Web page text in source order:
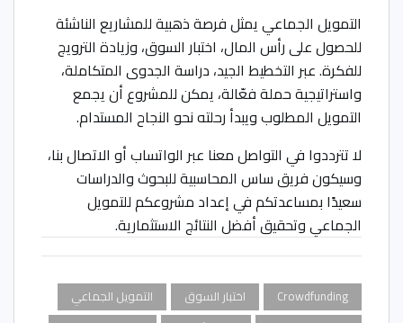
التمويل الجماعي يمثل فرصة ذهبية للمشاريع الناشئة
للحصول على رأس المال، اختبار السوق، وزيادة الترويج
للفكرة. عبر التخطيط الجيد، دراسة الجدوى المتكاملة،
واستراتيجية حملة فعّالة، يمكن للمشروع أن يجمع
التمويل المطلوب ويبدأ رحلته نحو النجاح المستدام.
لا تترددوا في التواصل معنا عبر الواتساب أو الاتصال بنا،
وسيكون فريق ساس المحاسبية للبحوث والدراسات
سعيدًا بمساعدتكم في إعداد مشروعكم للتمويل
الجماعي وتحقيق أفضل النتائج الاستثمارية.
Crowdfunding اختبار السوق
التمويل الجماعي